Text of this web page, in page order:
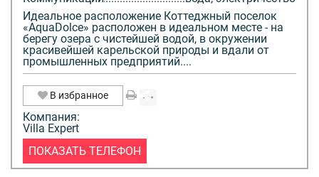
Идеальное расположение Коттеджный поселок
«AquaDolce» расположен в идеальном месте - на
берегу озера с чистейшей водой, в окружении
красивейшей карельской природы и вдали от
промышленных предприятий....
В избранное
Компания:
Villa Expert
ПОКАЗАТЬ ТЕЛЕФОН